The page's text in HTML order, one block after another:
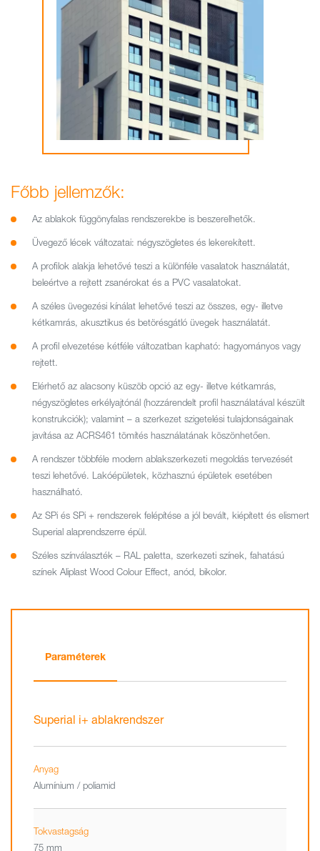
Főbb jellemzők:
Az ablakok függönyfalas rendszerekbe is beszerelhetők.
Üvegező lécek változatai: négyszögletes és lekerekített.
A profilok alakja lehetővé teszi a különféle vasalatok használatát,
beleértve a rejtett zsanérokat és a PVC vasalatokat.
A széles üvegezési kínálat lehetővé teszi az összes, egy- illetve
kétkamrás, akusztikus és betörésgátló üvegek használatát.
A profil elvezetése kétféle változatban kapható: hagyományos vagy
rejtett.
Elérhető az alacsony küszöb opció az egy- illetve kétkamrás,
négyszögletes erkélyajtónál (hozzárendelt profil használatával készült
konstrukciók); valamint – a szerkezet szigetelési tulajdonságainak
javítása az ACRS461 tömítés használatának köszönhetően.
A rendszer többféle modern ablakszerkezeti megoldás tervezését
teszi lehetővé. Lakóépületek, közhasznú épületek esetében
használható.
Az SPi és SPi + rendszerek felépítése a jól bevált, kiépített és elismert
Superial alaprendszerre épül.
Széles színválaszték – RAL paletta, szerkezeti színek, fahatású
színek Aliplast Wood Colour Effect, anód, bikolor.
Paraméterek
Superial i+ ablakrendszer
Anyag
Alumínium / poliamid
Tokvastagság
75 mm